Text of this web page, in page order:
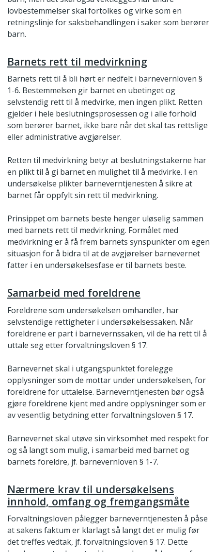
lovbestemmelser skal fortolkes og virke som en
retningslinje for saksbehandlingen i saker som berører
barn.
Barnets rett til medvirkning
Barnets rett til å bli hørt er nedfelt i barnevernloven §
1-6. Bestemmelsen gir barnet en ubetinget og
selvstendig rett til å medvirke, men ingen plikt. Retten
gjelder i hele beslutningsprosessen og i alle forhold
som berører barnet, ikke bare når det skal tas rettslige
eller administrative avgjørelser.
Retten til medvirkning betyr at beslutningstakerne har
en plikt til å gi barnet en mulighet til å medvirke. I en
undersøkelse plikter barneverntjenesten å sikre at
barnet får oppfylt sin rett til medvirkning.
Prinsippet om barnets beste henger uløselig sammen
med barnets rett til medvirkning. Formålet med
medvirkning er å få frem barnets synspunkter om egen
situasjon for å bidra til at de avgjørelser barnevernet
fatter i en undersøkelsesfase er til barnets beste.
Samarbeid med foreldrene
Foreldrene som undersøkelsen omhandler, har
selvstendige rettigheter i undersøkelsessaken. Når
foreldrene er part i barnevernssaken, vil de ha rett til å
uttale seg etter forvaltningsloven § 17.
Barnevernet skal i utgangspunktet forelegge
opplysninger som de mottar under undersøkelsen, for
foreldrene for uttalelse. Barneverntjenesten bør også
gjøre foreldrene kjent med andre opplysninger som er
av vesentlig betydning etter forvaltningsloven § 17.
Barnevernet skal utøve sin virksomhet med respekt for
og så langt som mulig, i samarbeid med barnet og
barnets foreldre, jf. barnevernloven § 1-7.
Nærmere krav til undersøkelsens
innhold, omfang og fremgangsmåte
Forvaltningsloven pålegger barneverntjenesten å påse
at sakens faktum er klarlagt så langt det er mulig før
det treffes vedtak, jf. forvaltningsloven § 17. Dette